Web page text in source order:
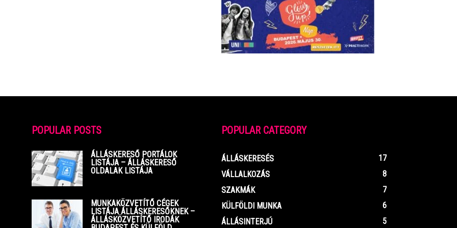
POPULAR POSTS
ÁLLÁSKERESŐ PORTÁLOK
LISTÁJA – ÁLLÁSKERESŐ
OLDALAK LISTÁJA
MUNKAKÖZVETÍTŐ CÉGEK
LISTÁJA ÁLLÁSKERESŐKNEK –
ÁLLÁSKÖZVETÍTŐ IRODÁK
POPULAR CATEGORY
ÁLLÁSKERESÉS
17
VÁLLALKOZÁS
8
SZAKMÁK
7
KÜLFÖLDI MUNKA
6
ÁLLÁSINTERJÚ
5